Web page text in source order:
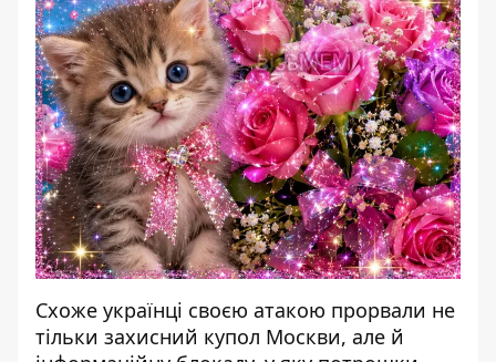
Схоже українці своєю атакою прорвали не
тільки захисний купол Москви, але й